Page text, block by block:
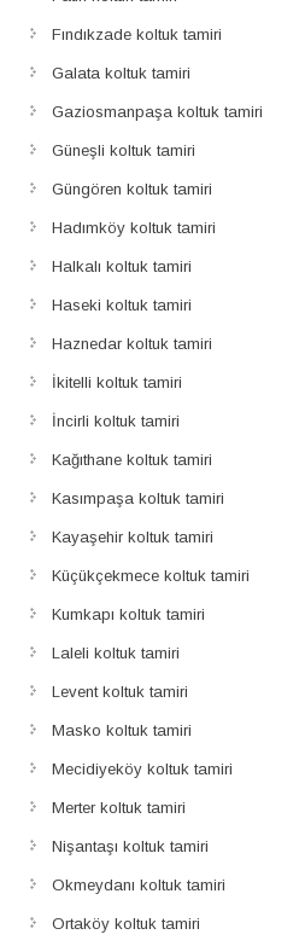
Fındıkzade koltuk tamiri
Galata koltuk tamiri
Gaziosmanpaşa koltuk tamiri
Güneşli koltuk tamiri
Güngören koltuk tamiri
Hadımköy koltuk tamiri
Halkalı koltuk tamiri
Haseki koltuk tamiri
Haznedar koltuk tamiri
İkitelli koltuk tamiri
İncirli koltuk tamiri
Kağıthane koltuk tamiri
Kasımpaşa koltuk tamiri
Kayaşehir koltuk tamiri
Küçükçekmece koltuk tamiri
Kumkapı koltuk tamiri
Laleli koltuk tamiri
Levent koltuk tamiri
Masko koltuk tamiri
Mecidiyeköy koltuk tamiri
Merter koltuk tamiri
Nişantaşı koltuk tamiri
Okmeydanı koltuk tamiri
Ortaköy koltuk tamiri